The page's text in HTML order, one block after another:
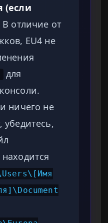
(если
В отличие от
EU4 не
для
ничего не
убедитесь,